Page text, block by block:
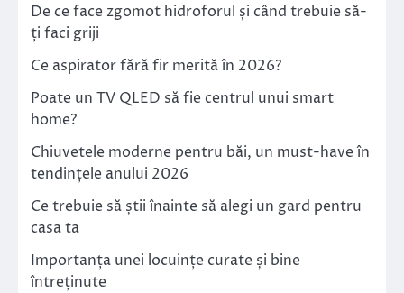
De ce face zgomot hidroforul și când trebuie să-
ți faci griji
Ce aspirator fără fir merită în 2026?
Poate un TV QLED să fie centrul unui smart
home?
Chiuvetele moderne pentru băi, un must-have în
tendințele anului 2026
Ce trebuie să știi înainte să alegi un gard pentru
casa ta
Importanța unei locuințe curate și bine
întreținute